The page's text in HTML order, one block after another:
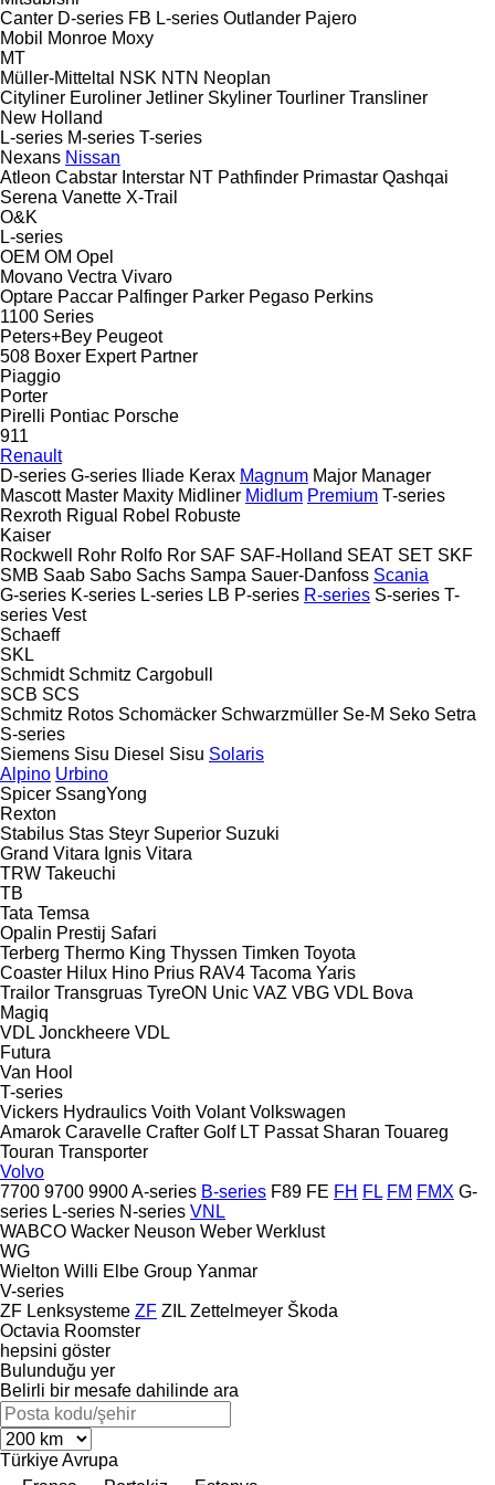
Canter D-series FB L-series Outlander Pajero
Mobil
Monroe Moxy
MT
Müller-Mitteltal
NSK NTN Neoplan
Cityliner Euroliner Jetliner Skyliner Tourliner Transliner
New Holland
L-series M-series T-series
Nexans Nissan
Atleon Cabstar Interstar NT Pathfinder Primastar Qashqai
Serena Vanette X-Trail
O&K
L-series
OEM OM Opel
Movano Vectra Vivaro
Optare Paccar Palfinger Parker Pegaso Perkins
1100 Series
Peters+Bey Peugeot
508 Boxer Expert Partner
Piaggio
Porter
Pirelli Pontiac Porsche
911
Renault
D-series G-series Iliade Kerax Magnum Major Manager
Mascott Master Maxity Midliner Midlum Premium T-series
Rexroth Rigual Robel Robuste
Kaiser
Rockwell
Rohr Rolfo Ror SAF SAF-Holland SEAT SET SKF
SMB Saab Sabo Sachs Sampa Sauer-Danfoss Scania
G-series K-series L-series LB P-series R-series S-series T-
series Vest
Schaeff
SKL
Schmidt Schmitz Cargobull
SCB SCS
Schmitz Rotos Schomäcker Schwarzmüller Se-M Seko Setra
S-series
Siemens Sisu Diesel Sisu Solaris
Alpino Urbino
Spicer SsangYong
Rexton
Stabilus Stas Steyr Superior Suzuki
Grand Vitara Ignis Vitara
TRW Takeuchi
TB
Tata Temsa
Opalin Prestij Safari
Terberg Thermo King Thyssen Timken Toyota
Coaster Hilux Hino Prius RAV4 Tacoma Yaris
Trailor Transgruas TyreON Unic VAZ VBG VDL Bova
Magiq
VDL Jonckheere VDL
Futura
Van Hool
T-series
Vickers Hydraulics Voith Volant Volkswagen
Amarok Caravelle Crafter Golf LT Passat Sharan Touareg
Touran Transporter
Volvo
7700 9700 9900A-series B-series F89 FE FH FL FM FMX G-
series L-series N-series VNL
WABCO Wacker Neuson Weber Werklust
WG
Wielton Willi Elbe Group Yanmar
V-series
ZF Lenksysteme ZF ZIL Zettelmeyer Škoda
Octavia Roomster
hepsini göster
Bulunduğu yer
Belirli bir mesafe dahilinde ara
TürkiyeAvrupa